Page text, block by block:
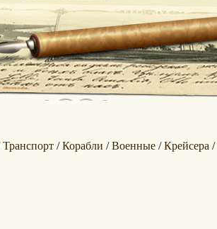
Транспорт/Корабли /Военные/Крейсера /